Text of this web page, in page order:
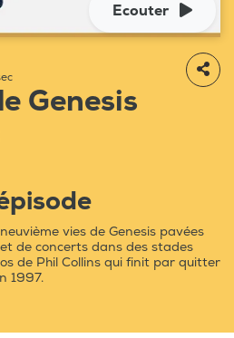
Ecouter
Genesis
vies de Genesis pavées
de concerts dans des stades
de Phil Collins qui finit par quitter
1997.